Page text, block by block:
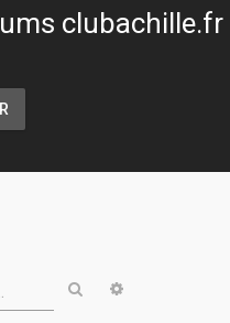
clubachille.fr
Rechercher